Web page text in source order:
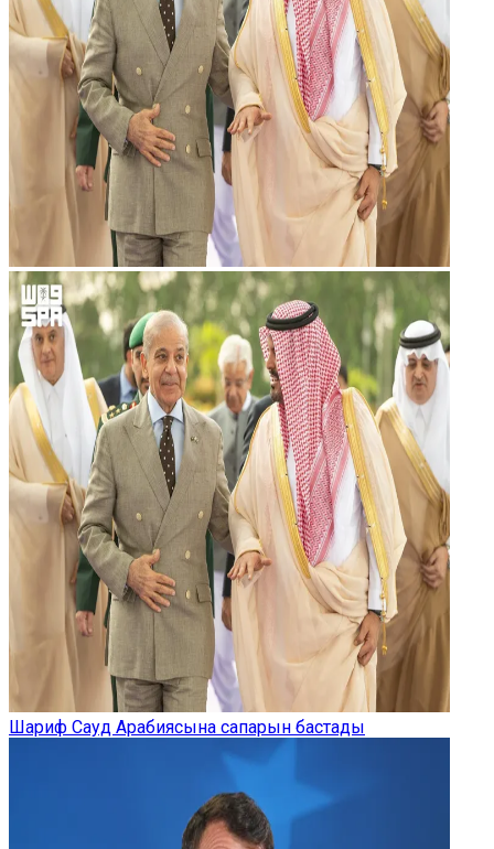
Шариф Сауд Арабиясына сапарын бастады